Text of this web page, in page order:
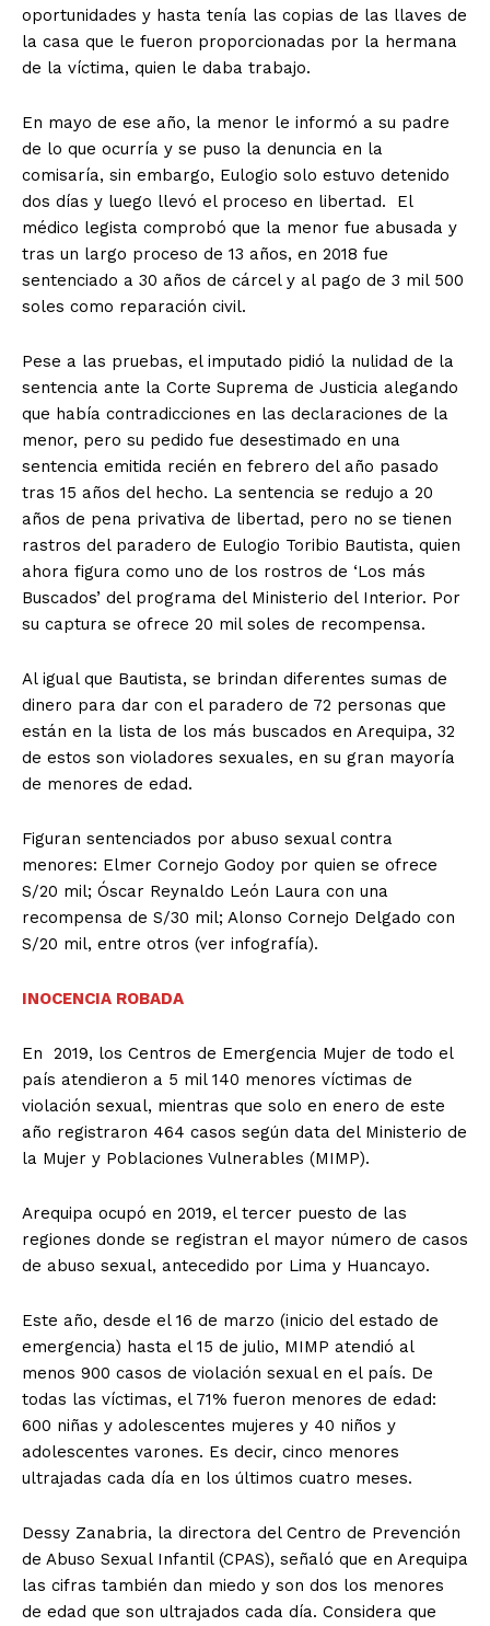
oportunidades y hasta tenía las copias de las llaves de
la casa que le fueron proporcionadas por la hermana
de la víctima, quien le daba trabajo.
En mayo de ese año, la menor le informó a su padre
de lo que ocurría y se puso la denuncia en la
comisaría, sin embargo, Eulogio solo estuvo detenido
dos días y luego llevó el proceso en libertad. El
médico legista comprobó que la menor fue abusada y
tras un largo proceso de 13 años, en 2018 fue
sentenciado a 30 años de cárcel y al pago de 3 mil 500
soles como reparación civil.
Pese a las pruebas, el imputado pidió la nulidad de la
sentencia ante la Corte Suprema de Justicia alegando
que había contradicciones en las declaraciones de la
menor, pero su pedido fue desestimado en una
sentencia emitida recién en febrero del año pasado
tras 15 años del hecho. La sentencia se redujo a 20
años de pena privativa de libertad, pero no se tienen
rastros del paradero de Eulogio Toribio Bautista, quien
ahora figura como uno de los rostros de ‘Los más
Buscados’ del programa del Ministerio del Interior. Por
su captura se ofrece 20 mil soles de recompensa.
Al igual que Bautista, se brindan diferentes sumas de
dinero para dar con el paradero de 72 personas que
están en la lista de los más buscados en Arequipa, 32
de estos son violadores sexuales, en su gran mayoría
de menores de edad.
Figuran sentenciados por abuso sexual contra
menores: Elmer Cornejo Godoy por quien se ofrece
S/20 mil; Óscar Reynaldo León Laura con una
recompensa de S/30 mil; Alonso Cornejo Delgado con
S/20 mil, entre otros (ver infografía).
INOCENCIA ROBADA
En 2019, los Centros de Emergencia Mujer de todo el
país atendieron a 5 mil 140 menores víctimas de
violación sexual, mientras que solo en enero de este
año registraron 464 casos según data del Ministerio de
la Mujer y Poblaciones Vulnerables (MIMP).
Arequipa ocupó en 2019, el tercer puesto de las
regiones donde se registran el mayor número de casos
de abuso sexual, antecedido por Lima y Huancayo.
Este año, desde el 16 de marzo (inicio del estado de
emergencia) hasta el 15 de julio, MIMP atendió al
menos 900 casos de violación sexual en el país. De
todas las víctimas, el 71% fueron menores de edad:
600 niñas y adolescentes mujeres y 40 niños y
adolescentes varones. Es decir, cinco menores
ultrajadas cada día en los últimos cuatro meses.
Dessy Zanabria, la directora del Centro de Prevención
de Abuso Sexual Infantil (CPAS), señaló que en Arequipa
las cifras también dan miedo y son dos los menores
de edad que son ultrajados cada día. Considera que